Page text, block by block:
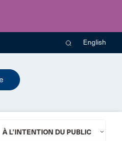
English
À L’INTENTION DU PUBLIC